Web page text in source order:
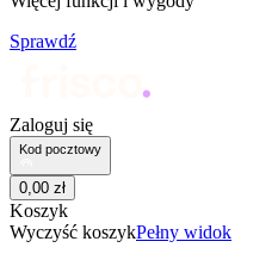
Sprawdź
Zaloguj się
Kod pocztowy
0,00 zł
Koszyk
Wyczyść koszykPełny widok